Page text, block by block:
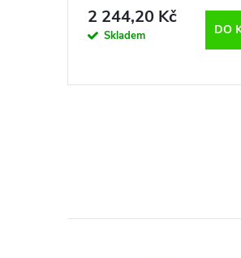
2 244,20 Kč
Skladem DO